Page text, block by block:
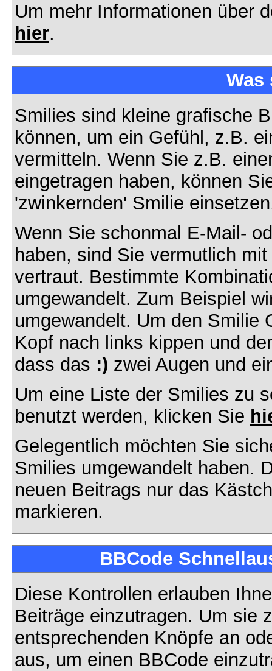
Um mehr Informationen über
hier.
Was
Smilies sind kleine grafische
können, um ein Gefühl, z.B.
vermitteln. Wenn Sie z.B.
eingetragen haben, können
'zwinkernden' Smilie
Wenn Sie schonmal E-Mail-
haben, sind Sie vermutlich
vertraut. Bestimmte
umgewandelt. Zum Beispiel
umgewandelt. Um den Smilie
Kopf nach links kippen und
dass das :) zwei Augen und
Um eine Liste der Smilies zu
benutzt werden, klicken Sie
Gelegentlich möchten Sie
Smilies umgewandelt haben.
neuen Beitrags nur das
markieren.
BBCode
Diese Kontrollen erlauben
Beiträge einzutragen. Um sie
entsprechenden Knöpfe an
aus, um einen BBCode